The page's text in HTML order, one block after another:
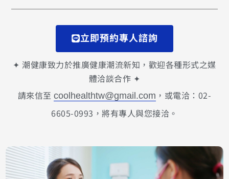
立即預約專人諮詢
✦ 潮健康致力於推廣健康潮流新知，歡迎各種形式之媒
體洽談合作 ✦
請來信至coolhealthtw@gmail.com ，或電洽：02-
6605-0993，將有專人與您接洽。